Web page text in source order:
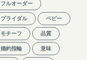
フルオーダー
ブライダル ベビー
モチーフ 品質
婚約指輪 意味